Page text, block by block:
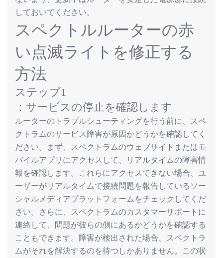
しておいてください。
スペクトルルーターの赤
い点滅ライトを修正する
方法
ステップ1
：サービスの停止を確認します
ルーターのトラブルシューティングを行う前に、スペ
クトラムのサービス障害が原因かどうかを確認してく
ださい。まず、スペクトラムのウェブサイトまたはモ
バイルアプリにアクセスして、リアルタイムの障害情
報を確認します。これらにアクセスできない場合、ユ
ーザーがリアルタイムで接続問題を報告しているソー
シャルメディアプラットフォームをチェックしてくだ
さい。さらに、スペクトラムのカスタマーサポートに
連絡して、問題が彼らの側にあるかどうかを確認する
こともできます。障害が検出された場合、スペクトラ
ムがそれを解決するのを待つしかありません。この状